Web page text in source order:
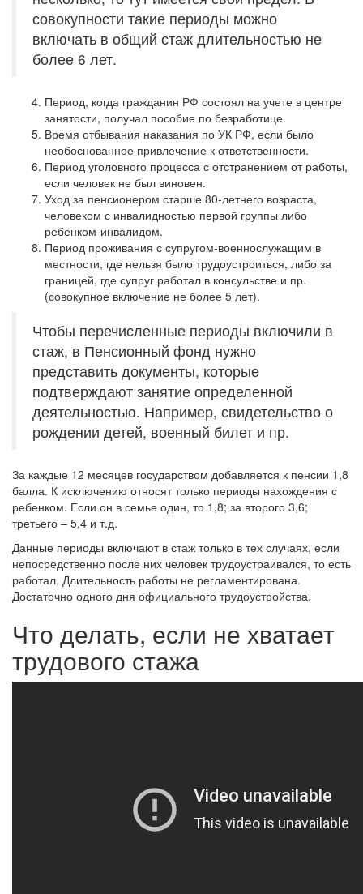
совокупности такие периоды можно
включать в общий стаж длительностью не
более 6 лет.
Период, когда гражданин РФ состоял на учете в центре
занятости, получал пособие по безработице.
Время отбывания наказания по УК РФ, если было
необоснованное привлечение к ответственности.
Период уголовного процесса с отстранением от работы,
если человек не был виновен.
Уход за пенсионером старше 80-летнего возраста,
человеком с инвалидностью первой группы либо
ребенком-инвалидом.
Период проживания с супругом-военнослужащим в
местности, где нельзя было трудоустроиться, либо за
границей, где супруг работал в консульстве и пр.
(совокупное включение не более 5 лет).
Чтобы перечисленные периоды включили в
стаж, в Пенсионный фонд нужно
представить документы, которые
подтверждают занятие определенной
деятельностью. Например, свидетельство о
рождении детей, военный билет и пр.
За каждые 12 месяцев государством добавляется к пенсии 1,8
балла. К исключению относят только периоды нахождения с
ребенком. Если он в семье один, то 1,8; за второго 3,6;
третьего – 5,4 и т.д.
Данные периоды включают в стаж только в тех случаях, если
непосредственно после них человек трудоустраивался, то есть
работал. Длительность работы не регламентирована.
Достаточно одного дня официального трудоустройства.
Что делать, если не хватает
трудового стажа